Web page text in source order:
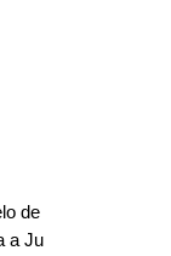
de
a Ju